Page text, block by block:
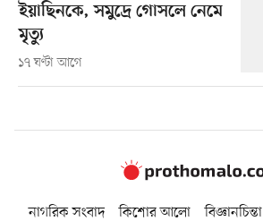
ইয়াছিনকে, সমুদ্রে গোসলে নেমে
মৃত্যু
১৭ ঘণ্টা আগে
নাগরিক সংবাদ কিশোর আলো বিজ্ঞানচিন্তা